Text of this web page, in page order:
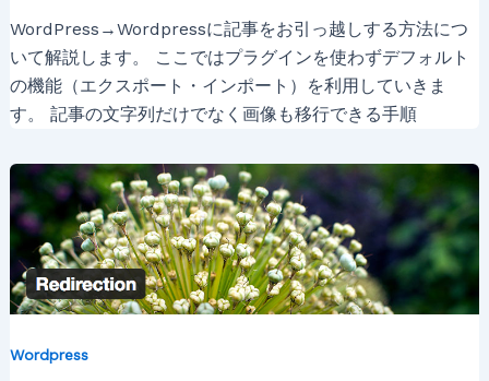
WordPress→Wordpressに記事をお引っ越しする方法につ
いて解説します。 ここではプラグインを使わずデフォルト
の機能（エクスポート・インポート）を利用していきま
す。 記事の文字列だけでなく画像も移行できる手順
Wordpress